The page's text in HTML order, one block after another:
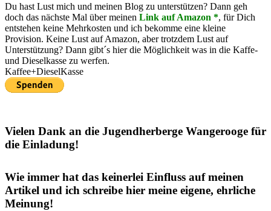
Du hast Lust mich und meinen Blog zu unterstützen? Dann geh
doch das nächste Mal über meinen Link auf Amazon *, für Dich
entstehen keine Mehrkosten und ich bekomme eine kleine
Provision. Keine Lust auf Amazon, aber trotzdem Lust auf
Unterstützung? Dann gibt´s hier die Möglichkeit was in die Kaffe-
und Dieselkasse zu werfen.
Kaffee+DieselKasse
Vielen Dank an die Jugendherberge Wangerooge für
die Einladung!
Wie immer hat das keinerlei Einfluss auf meinen
Artikel und ich schreibe hier meine eigene, ehrliche
Meinung!